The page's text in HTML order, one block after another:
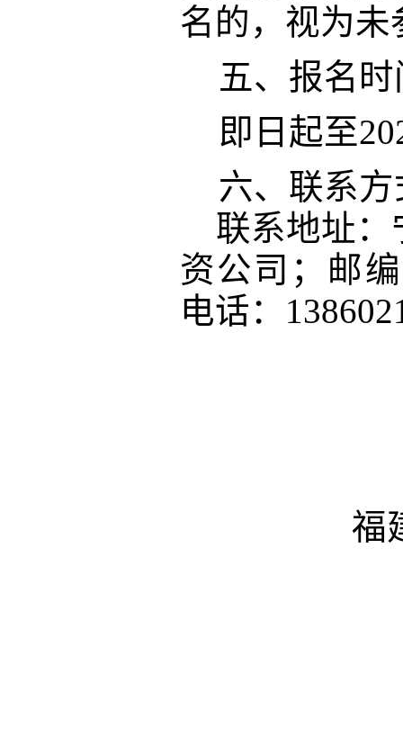
名的，视为未
五、报名时
即日起至20
六、联系方
联系地址
资公司；邮
电话：
福